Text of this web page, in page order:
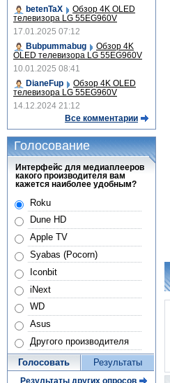
betenTaX
Обзор 4K OLED
телевизора LG 55EG960V
17.01.2025 07:12
Bubpummabug
Обзор 4K
OLED телевизора LG 55EG960V
10.01.2025 08:41
DianeFup
Обзор 4K OLED
телевизора LG 55EG960V
14.12.2024 21:12
Все комментарии
Голосование
Интерфейс для медиаплееров
какого производителя вам
кажется наиболее удобным?
Roku
Dune HD
Apple TV
Syabas (Pocorn)
Iconbit
iNext
WD
Asus
Другого производителя
Голосовать Результаты